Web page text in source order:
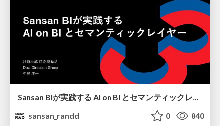
sansan_randd
0 840